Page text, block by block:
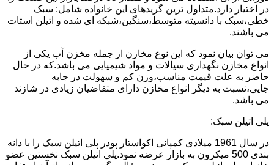
در اختیار دارد.متداول ترین گریدهای این خانواده شامل: سبک
خطی،سبک با دانسیته متوسط،سنگین،شبکه ای شده و اتیلن استات
می باشند.
می توان بیان نمود که این نوع مخازن از جمله مخزن آب یکی از
انواع مخازن نگهداری سیالات و مواد شیمیایی می باشد.که در حال
حاضر به علت قیمت مناسب،وزن کم و سهولت در جابه
جایی،نسبت به دیگر انواع مخازن دارای متقاضیان زیادی در شازند
می باشد.
پلی اتیلن سبک:
در سال 1961 میلادی کمپانی اکواستار پودر پلی اتیلن سبک را با دانه
بندی 500 میکرون به بازار عرضه نمود.پلی اتیلن سبک نخستین عضو